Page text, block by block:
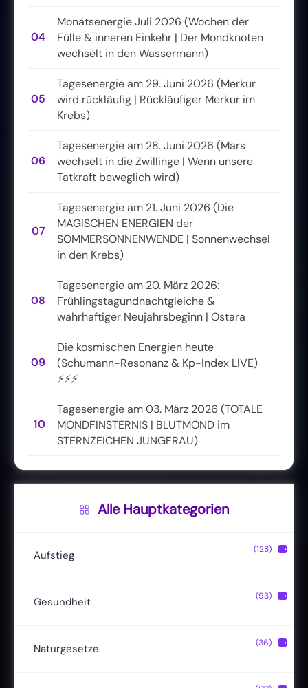
04
Monatsenergie Juli 2026 (Wochen der
Fülle & inneren Einkehr | Der Mondknoten
wechselt in den Wassermann)
05
Tagesenergie am 29. Juni 2026 (Merkur
wird rückläufig | Rückläufiger Merkur im
Krebs)
06
Tagesenergie am 28. Juni 2026 (Mars
wechselt in die Zwillinge | Wenn unsere
Tatkraft beweglich wird)
07
Tagesenergie am 21. Juni 2026 (Die
MAGISCHEN ENERGIEN der
SOMMERSONNENWENDE | Sonnenwechsel
in den Krebs)
08
Tagesenergie am 20. März 2026:
Frühlingstagundnachtgleiche &
wahrhaftiger Neujahrsbeginn | Ostara
09
Die kosmischen Energien heute
(Schumann-Resonanz & Kp-Index LIVE)
⚡⚡⚡
10
Tagesenergie am 03. März 2026 (TOTALE
MONDFINSTERNIS | BLUTMOND im
STERNZEICHEN JUNGFRAU)
Alle Hauptkategorien
Aufstieg
Christusbewusstsein (20)
(11)
(22)
(128) ▶
Gesundheit
(13)
(93) ▶
Naturgesetze (36) ▶